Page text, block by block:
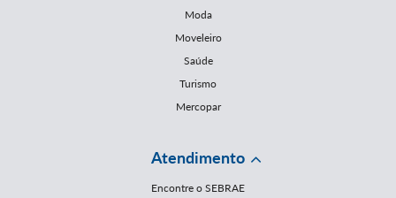
Moda
Moveleiro
Saúde
Turismo
Mercopar
Atendimento
Encontre o SEBRAE